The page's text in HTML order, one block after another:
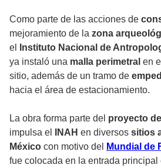
Como parte de las acciones de
mejoramiento de la zona
el
Instituto Nacional de
ya instaló una malla perimetral en
sitio, además de un tramo de
hacia el área de estacionamiento.
La obra forma parte del proyecto
impulsa el
INAH en diversos sitios
México con motivo del Mundial de
fue colocada en la entrada principal